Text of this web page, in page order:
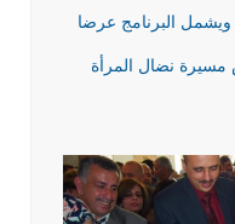
ويشمل البرنامج عرضا
مسيرة نضال المرأة